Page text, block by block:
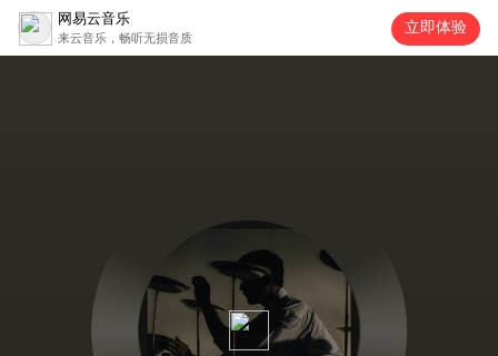
网易云音乐
来云音乐，畅听无损音质
立即体验